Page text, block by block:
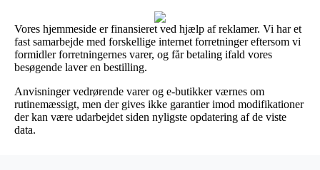
Vores hjemmeside er finansieret ved hjælp af reklamer. Vi har et
fast samarbejde med forskellige internet forretninger eftersom vi
formidler forretningernes varer, og får betaling ifald vores
besøgende laver en bestilling.
Anvisninger vedrørende varer og e-butikker værnes om
rutinemæssigt, men der gives ikke garantier imod modifikationer
der kan være udarbejdet siden nyligste opdatering af de viste
data.